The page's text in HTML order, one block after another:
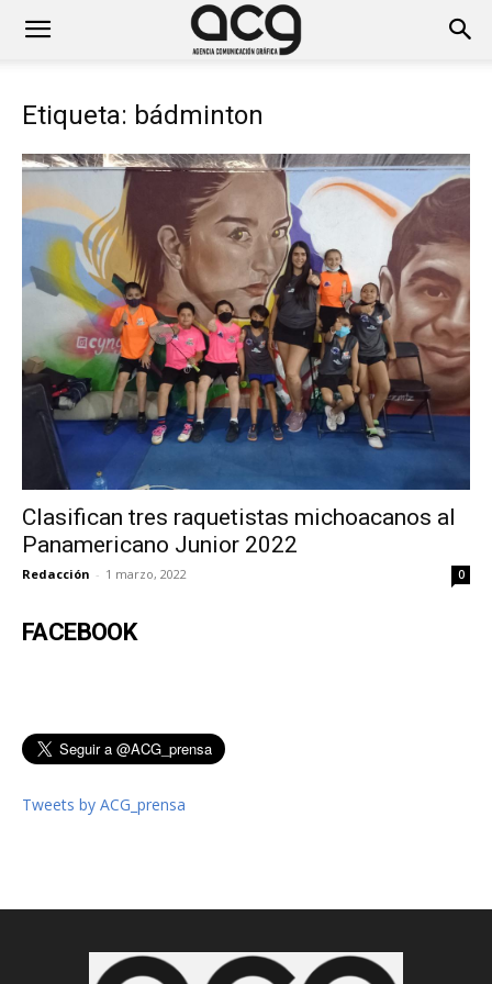
Etiqueta: bádminton
Clasifican tres raquetistas michoacanos al
Panamericano Junior 2022
Redacción - 1 marzo, 2022 0
FACEBOOK
Tweets by ACG_prensa